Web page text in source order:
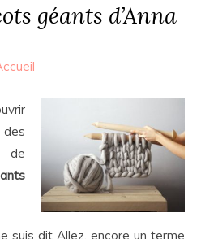
géants d’Anna
de
suis dit Allez, encore un terme